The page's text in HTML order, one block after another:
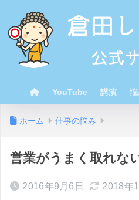
YouTube 講演
ホーム 仕事の悩み
営業がうまく取れな
2016年9月6日 2018年